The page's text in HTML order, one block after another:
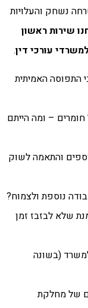
נשחק והעלויות
שירות ראשון
עורכי דין.
התפוסה האמיתית
– ומה הייתם
והתאמה לשוק
נוספת ולצמוח?
שלא לבזבז זמן
למשרד (בשונה
של מחלקת